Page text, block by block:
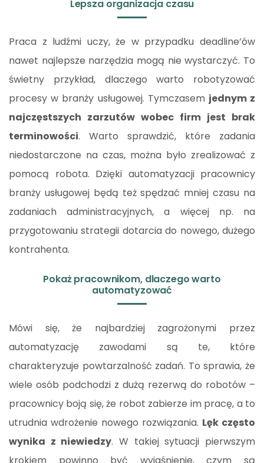
Lepsza organizacja czasu
Praca z ludźmi uczy, że w przypadku deadline’ów
nawet najlepsze narzędzia mogą nie wystarczyć. To
świetny przykład, dlaczego warto robotyzować
procesy w branży usługowej. Tymczasem jednym z
najczęstszych zarzutów wobec firm jest brak
terminowości. Warto sprawdzić, które zadania
niedostarczone na czas, można było zrealizować z
pomocą robota. Dzięki automatyzacji pracownicy
branży usługowej będą też spędzać mniej czasu na
zadaniach administracyjnych, a więcej np. na
przygotowaniu strategii dotarcia do nowego, dużego
kontrahenta.
Pokaż pracownikom, dlaczego warto
automatyzować
Mówi się, że najbardziej zagrożonymi przez
automatyzację zawodami są te, które
charakteryzuje powtarzalność zadań. To sprawia, że
wiele osób podchodzi z dużą rezerwą do robotów –
pracownicy boją się, że robot zabierze im pracę, a to
utrudnia wdrożenie nowego rozwiązania. Lęk często
wynika z niewiedzy. W takiej sytuacji pierwszym